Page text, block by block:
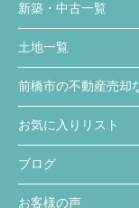
新築・中古一覧
土地一覧
前橋市の不動産売却
お気に入りリスト
ブログ
お客様の声